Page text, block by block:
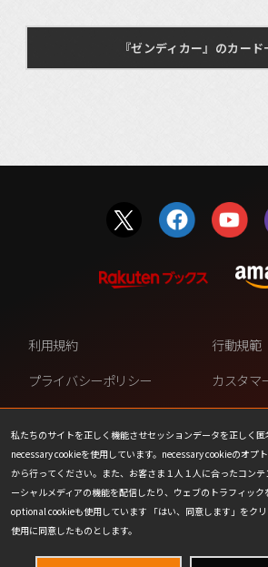
『ゼンディカー』のカー
私たちのサイトを正しく機能させセッションデータを正しく
necessary cookieを使用しています。necessary cookieのオプ
から行ってください。また、お客さま１人１人に合ったコン
ーシャルメディアの機能を配信したり、ウェブのトラフィック
optional cookieも使用しています 「はい、同意します」をク
使用に同意したものとします。
利用規約
行動規範
プライバシーポリシー
カスタマ
ファンコンテンツ・ポリシー
個人情報
ない
COOKIE
プレスリ
会社情報
お問い合